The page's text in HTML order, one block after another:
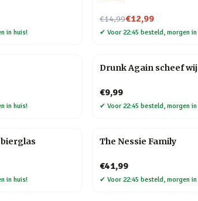
in huis!
€14,99
Nu voor€12,99
✔ Voor 22:45 besteld, morgen
in huis!
Drunk Again scheef
€9,99
✔ Voor 22:45 besteld, morgen
in huis!
The Nessie Family
€41,99
✔ Voor 22:45 besteld, morgen